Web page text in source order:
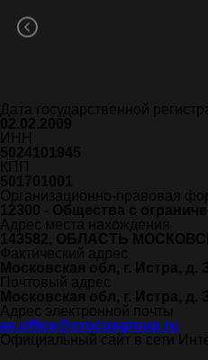
Полное наименование
ОБЩЕСТВО С
Дата государственной
02.02.2009
ИНН
5024101945
КПП
501701001
Организационно-правовая
12300 - Общества с
Адрес места нахождения
143582, ОБЛАСТЬ
Фактический адрес
Московская обл, г. Истра, д.
Почтовый адрес
Московская обл, г. Истра, д.
Адрес электронной почты
ae.office@crocusgroup.ru
Официальный сайт в сети